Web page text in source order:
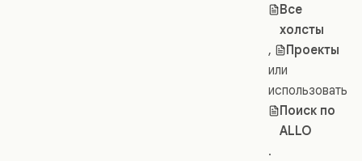
Все
холсты
,
Проекты
или
использовать
Поиск по
ALLO
.